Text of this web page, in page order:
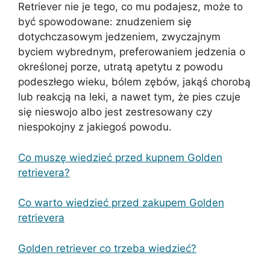
Retriever nie je tego, co mu podajesz, może to
być spowodowane: znudzeniem się
dotychczasowym jedzeniem, zwyczajnym
byciem wybrednym, preferowaniem jedzenia o
określonej porze, utratą apetytu z powodu
podeszłego wieku, bólem zębów, jakąś chorobą
lub reakcją na leki, a nawet tym, że pies czuje
się nieswojo albo jest zestresowany czy
niespokojny z jakiegoś powodu.
Co muszę wiedzieć przed kupnem Golden
retrievera?
Co warto wiedzieć przed zakupem Golden
retrievera
Golden retriever co trzeba wiedzieć?